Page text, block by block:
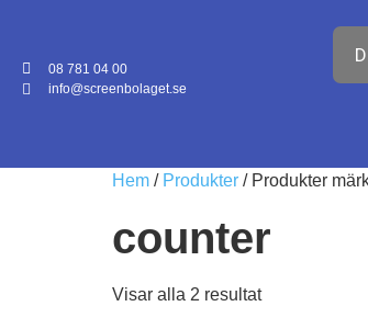
08 781 04 00
info@screenbolaget.se
Hem / Produkter / Produkter
counter
Visar alla 2 resultat